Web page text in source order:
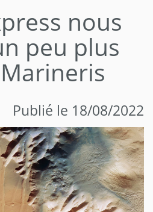
nous
peu plus
Publié le 18/08/2022